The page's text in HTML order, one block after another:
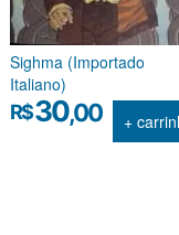
Sighma (Importado
Italiano)
R$30,00 +